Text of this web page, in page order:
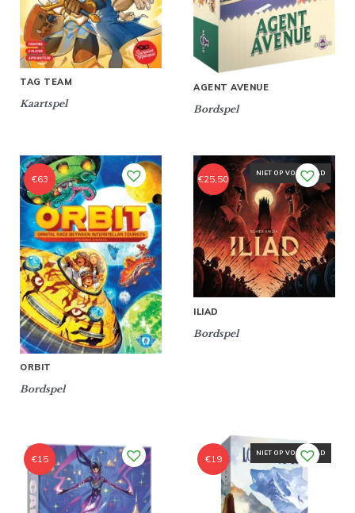
TAG TEAM
Kaartspel
AGENT AVENUE
Bordspel
ORBIT
Bordspel
€63
NIET OP VOORRAAD
ILIAD
Bordspel
€25,50
€15
NIET OP VOORRAAD
€19